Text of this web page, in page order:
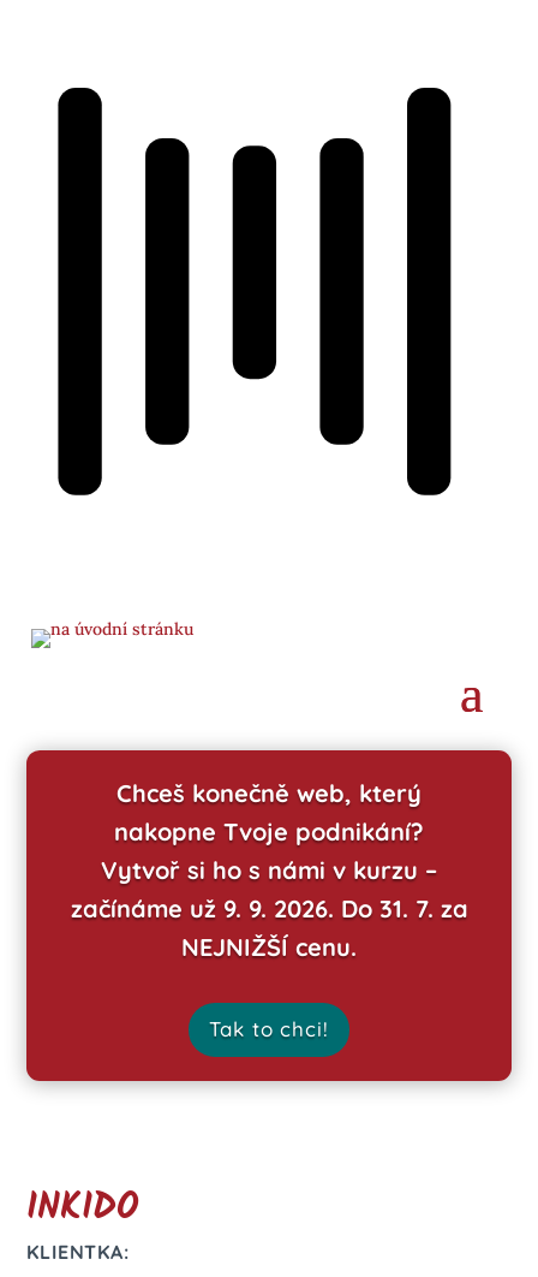
Chceš konečně web, který
nakopne Tvoje podnikání?
Vytvoř si ho s námi v kurzu –
začínáme už 9. 9. 2026. Do 31. 7. za
NEJNIŽŠÍ cenu.
Tak to chci!
INKIDO
KLIENTKA: